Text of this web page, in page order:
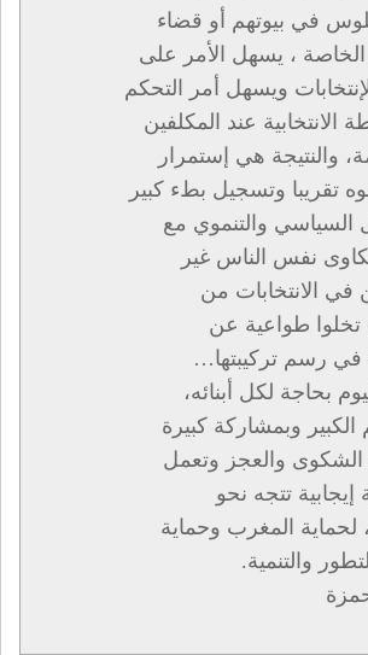
في بيوتهم أو قضاء
، يسهل الأمر على
ويسهل أمر التحكم
الانتخابية عند المكلفين
والنتيجة هي إستمرار
تقريبا وتسجيل بطء كبير
السياسي والتنموي مع
نفس الناس غير
في الانتخابات من
طواعية عن
في رسم تركيبتها…
بحاجة لكل أبنائه،
وبمشاركة كبيرة
والعجز وتعمل
إيجابية تتجه نحو
لحماية المغرب وحماية
والتنمية.